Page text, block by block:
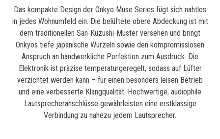
Das kompakte Design der Onkyo Muse Series fügt sich nahtlos
in jedes Wohnumfeld ein. Die belüftete obere Abdeckung ist mit
dem traditionellen San-Kuzushi-Muster versehen und bringt
Onkyos tiefe japanische Wurzeln sowie den kompromisslosen
Anspruch an handwerkliche Perfektion zum Ausdruck. Die
Elektronik ist präzise temperaturgeregelt, sodass auf Lüfter
verzichtet werden kann – für einen besonders leisen Betrieb
und eine verbesserte Klangqualität. Hochwertige, audiophile
Lautsprecheranschlüsse gewährleisten eine erstklassige
Verbindung zu nahezu jedem Lautsprecher.